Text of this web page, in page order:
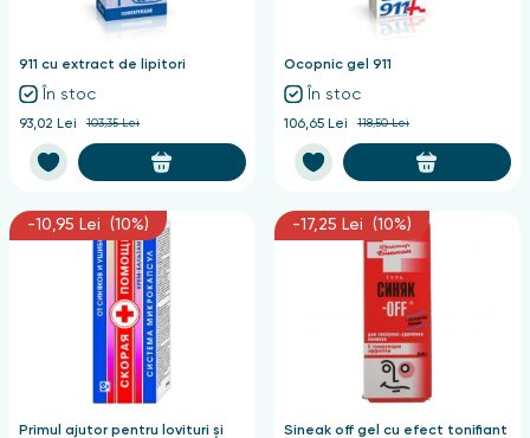
911 cu extract de lipitori
În stoc
93,02 Lei 103,35 Lei
Ocopnic gel 911
În stoc
106,65 Lei 118,50 Lei
-10,95 Lei (10%)
Primul ajutor pentru lovituri și
-17,25 Lei (10%)
Sineak off gel cu efect tonifiant